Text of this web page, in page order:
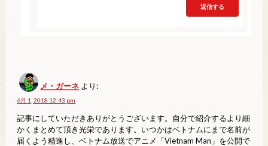
返信する
メ・ガーネ より:
6月 1, 2018 12:43 pm
記事にしていただきありがとうございます。自分で紹介するより細
かくまとめて頂き光栄であります。いつかはベトナムにまで名前が
届くよう精進し、ベトナム放送でアニメ「Vietnam Man」を公開で